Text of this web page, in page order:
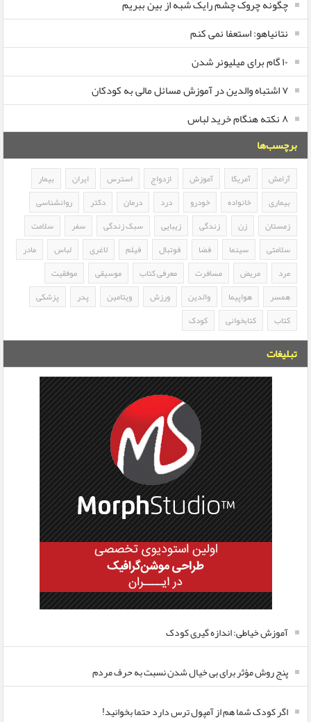
چگونه چروک چشم رایک شبه از بین ببریم
نتانیاهو: استعفا نمی کنم
۱۰ گام برای میلیونر شدن
۷ اشتباه والدین در آموزش مسائل مالی به کودکان
۸ نکته هنگام خرید لباس
برچسب‌ها
آرامش آمریکا آموزش ازدواج استرس ایران
بیمار
بیماری
خانواده خودرو درد درمان دکتر
روانشناسی
زمستان
زن زندگی زیبایی سبک زندگی سفر
سلامت
سلامتی
سینما فضا فوتبال فیلم لاغری لباس
مادر
مرد
مریض مسافرت معرفی کتاب موسیقی
موفقیت
همسر
هواپیما والدین ورزش ویتامین پدر
پزشکی
کتاب
کتابخوانی کودک
تبلیغات
آموزش خیاطی: اندازه گیری کودک
پنج روش مؤثر برای بی خیال شدن نسبت به حرف مردم
اگر کودک شما هم از آمپول ترس دارد حتما بخوانید!